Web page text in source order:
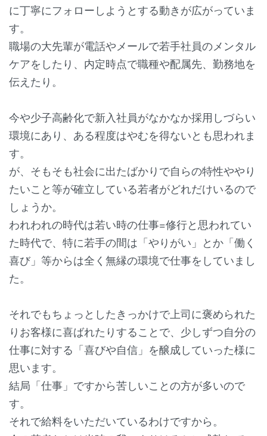
に丁寧にフォローしようとする動きが広がっていま
す。
職場の大先輩が電話やメールで若手社員のメンタル
ケアをしたり、内定時点で職種や配属先、勤務地を
伝えたり。
今や少子高齢化で新入社員がなかなか採用しづらい
環境にあり、ある程度はやむを得ないとも思われま
す。
が、そもそも社会に出たばかりで自らの特性ややり
たいこと等が確立している若者がどれだけいるので
しょうか。
われわれの時代は若い時の仕事=修行と思われてい
た時代で、特に若手の間は「やりがい」とか「働く
喜び」等からは全く無縁の環境で仕事をしていまし
た。
それでもちょっとしたきっかけで上司に褒められた
りお客様に喜ばれたりすることで、少しずつ自分の
仕事に対する「喜びや自信」を醸成していった様に
思います。
結局「仕事」ですから苦しいことの方が多いので
す。
それで給料をいただいているわけですから。